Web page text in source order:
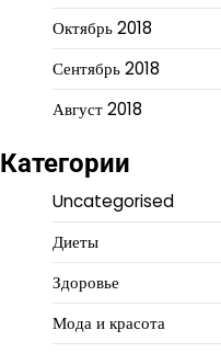
Октябрь 2018
Сентябрь 2018
Август 2018
Категории
Uncategorised
Диеты
Здоровье
Мода и красота